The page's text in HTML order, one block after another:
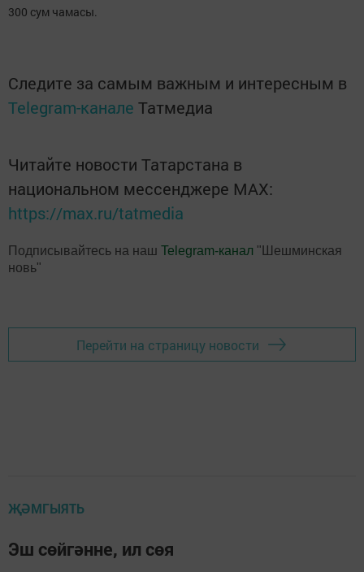
300 сум чамасы.
Следите за самым важным и интересным в
Telegram-канале Татмедиа
Читайте новости Татарстана в
национальном мессенджере MАХ:
https://max.ru/tatmedia
Подписывайтесь на наш Telegram-канал "Шешминская
новь"
Перейти на страницу новости
ҖӘМГЫЯТЬ
Эш сөйгәнне, ил сөя